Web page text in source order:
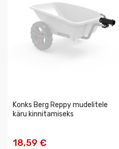
Konks Berg Reppy mudelitele
käru kinnitamiseks
18,59 €